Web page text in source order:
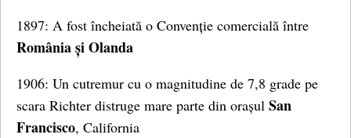
1897: A fost încheiată o Convenție comercială între
România și Olanda
1906: Un cutremur cu o magnitudine de 7,8 grade pe
scara Richter distruge mare parte din orașul San
Francisco, California